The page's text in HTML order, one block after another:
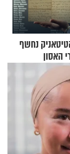
נחשף